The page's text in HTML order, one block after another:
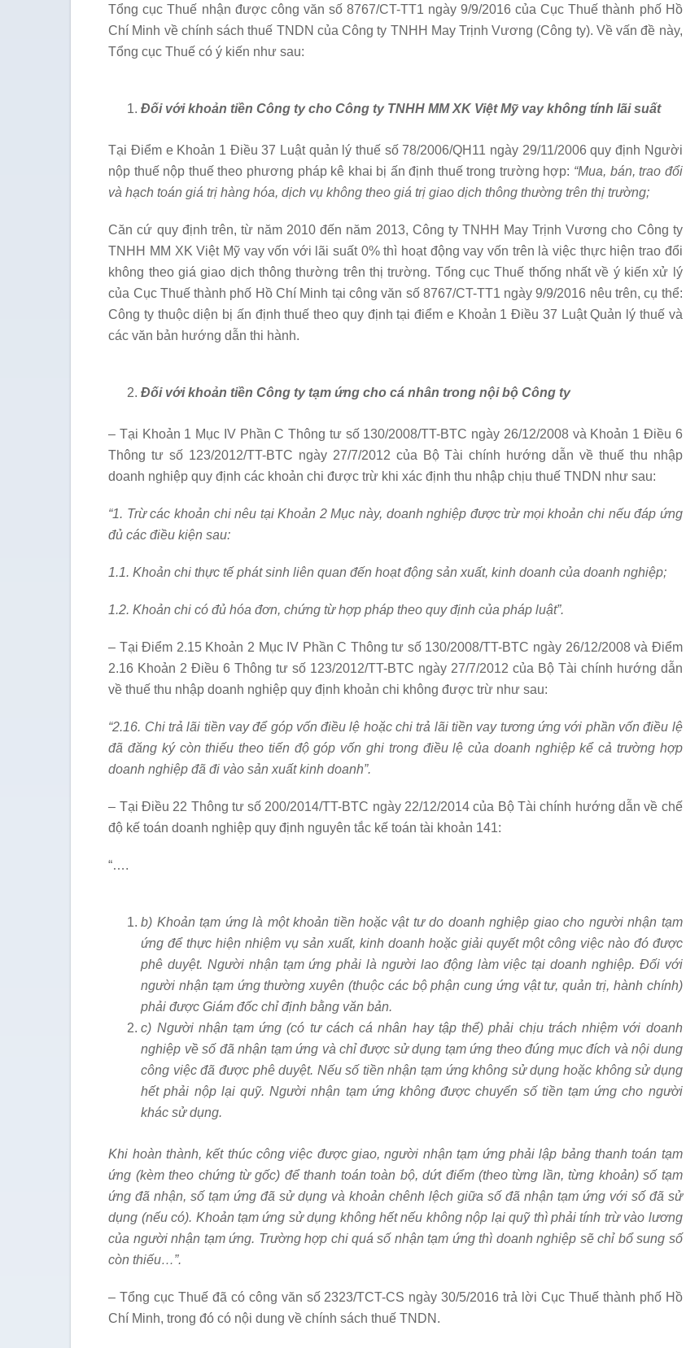
Tổng cục Thuế nhận được công văn số 8767/CT-TT1 ngày 9/9/2016 của Cục Thuế thành phố Hồ
Chí Minh về chính sách thuế TNDN của Công ty TNHH May Trịnh Vương (Công ty). Về vấn đề này,
Tổng cục Thuế có ý kiến như sau:
Đối với khoản tiền Công ty cho Công ty TNHH MM XK Việt Mỹ vay không tính lãi suất
Tại Điểm e Khoản 1 Điều 37 Luật quản lý thuế số 78/2006/QH11 ngày 29/11/2006 quy định Người
nộp thuế nộp thuế theo phương pháp kê khai bị ấn định thuế trong trường hợp: “Mua, bán, trao đổi
và hạch toán giá trị hàng hóa, dịch vụ không theo giá trị giao dịch thông thường trên thị trường;
Căn cứ quy định trên, từ năm 2010 đến năm 2013, Công ty TNHH May Trịnh Vương cho Công ty
TNHH MM XK Việt Mỹ vay vốn với lãi suất 0% thì hoạt động vay vốn trên là việc thực hiện trao đổi
không theo giá giao dịch thông thường trên thị trường. Tổng cục Thuế thống nhất về ý kiến xử lý
của Cục Thuế thành phố Hồ Chí Minh tại công văn số 8767/CT-TT1 ngày 9/9/2016 nêu trên, cụ thể:
Công ty thuộc diện bị ấn định thuế theo quy định tại điểm e Khoản 1 Điều 37 Luật Quản lý thuế và
các văn bản hướng dẫn thi hành.
Đối với khoản tiền Công ty tạm ứng cho cá nhân trong nội bộ Công ty
– Tại Khoản 1 Mục IV Phần C Thông tư số 130/2008/TT-BTC ngày 26/12/2008 và Khoản 1 Điều 6
Thông tư số 123/2012/TT-BTC ngày 27/7/2012 của Bộ Tài chính hướng dẫn về thuế thu nhập
doanh nghiệp quy định các khoản chi được trừ khi xác định thu nhập chịu thuế TNDN như sau:
“1. Trừ các khoản chi nêu tại Khoản 2 Mục này, doanh nghiệp được trừ mọi khoản chi nếu đáp ứng
đủ các điều kiện sau:
1.1. Khoản chi thực tế phát sinhliên quan đến hoạt động sản xuất, kinh doanh của doanh nghiệp;
1.2. Khoản chi có đủ hóa đơn, chứng từ hợp pháp theo quy định của pháp luật”.
– Tại Điểm 2.15 Khoản 2 Mục IV Phần C Thông tư số 130/2008/TT-BTC ngày 26/12/2008 và Điểm
2.16 Khoản 2 Điều 6 Thông tư số 123/2012/TT-BTC ngày 27/7/2012 của Bộ Tài chính hướng dẫn
về thuế thu nhập doanh nghiệp quy định khoản chi không được trừ như sau:
“2.16. Chi trả lãi tiền vay để góp vốn điều lệ hoặc chi trả lãi tiền vay tươngứng với phần vốn điều lệ
đã đăng kýcòn thiếu theo tiến độ góp vốn ghi trong điều lệ của doanh nghiệp kểcả trường hợp
doanh nghiệp đã đi vào sản xuất kinh doanh”.
– Tại Điều 22 Thông tư số 200/2014/TT-BTC ngày 22/12/2014 của Bộ Tài chính hướng dẫn về chế
độ kế toán doanh nghiệp quy định nguyên tắc kế toán tài khoản 141:
“….
b) Khoản tạm ứng là một khoản tiền hoặc vật tư do doanh nghiệp giao cho người nhận tạm
ứng đểthực hiện nhiệm vụ sản xuất, kinh doanh hoặc giải quyết một công việc nào đóđược
phê duyệt. Người nhận tạm ứng phải là người lao động làm việc tại doanh nghiệp. Đối với
người nhận tạm ứng thường xuyên (thuộc các bộ phận cung ứng vật tư, quản trị, hành chính)
phải được Giám đốc chỉ định bằng văn bản.
c) Người nhận tạm ứng (có tư cách cá nhân hay tập thể) phải chịu trách nhiệm với doanh
nghiệp về số đã nhận tạmứng và chỉ được sử dụng tạm ứng theo đúng mục đích và nội dung
công việc đã được phê duyệt. Nếu số tiền nhận tạm ứng không sử dụng hoặc không sử dụng
hết phải nộp lại quỹ. Người nhận tạm ứng không được chuyển sốtiền tạm ứng cho người
khác sử dụng.
Khi hoàn thành, kết thúc công việc được giao, người nhận tạm ứng phảilập bảng thanh toán tạm
ứng (kèm theo chứng từ gốc) đểthanh toán toàn bộ, dứt điểm (theo từng lần, từng khoản) số tạm
ứng đã nhận, số tạmứng đã sử dụng và khoản chênh lệch giữa sốđã nhận tạm ứng với số đã sử
dụng (nếu có). Khoản tạmứng sử dụng không hết nếu không nộp lại quỹ thì phải tính trừ vào lương
của người nhận tạm ứng. Trường hợp chi quá số nhận tạm ứng thì doanh nghiệp sẽ chỉ bổ sung số
còn thiếu…”.
– Tổng cục Thuế đã có công văn số 2323/TCT-CS ngày 30/5/2016 trả lời Cục Thuế thành phố Hồ
Chí Minh, trong đó có nội dung về chính sách thuế TNDN.